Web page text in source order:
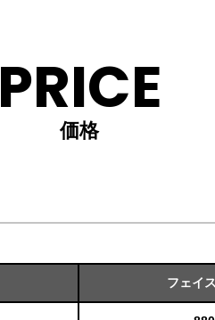
PRICE
価格
フェイ